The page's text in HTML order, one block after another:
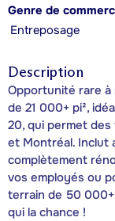
Genre de
Entreposage
Description
Opportunité rare à
de 21 000+ pi²,
20, qui permet
et Montréal. Inclut
complètement
vos employés ou
terrain de 50 000+
qui la chance !